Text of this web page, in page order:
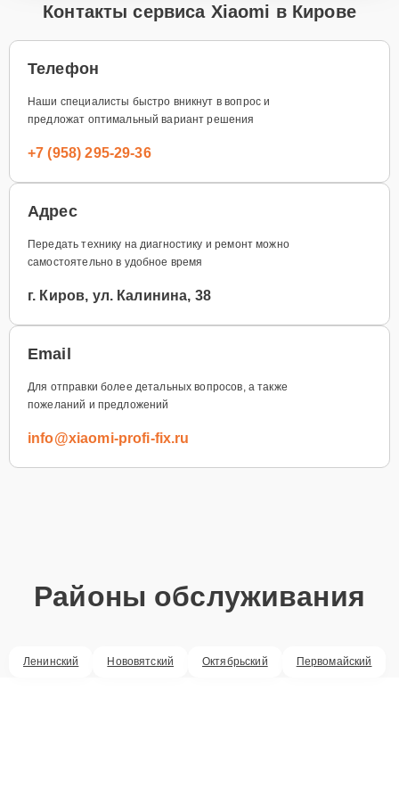
Контакты сервиса Xiaomi в Кирове
Телефон
Наши специалисты быстро вникнут в вопрос и
предложат оптимальный вариант решения
+7 (958) 295-29-36
Адрес
Передать технику на диагностику и ремонт можно
самостоятельно в удобное время
г. Киров, ул. Калинина, 38
Email
Для отправки более детальных вопросов, а также
пожеланий и предложений
info@xiaomi-profi-fix.ru
Районы обслуживания
Ленинский Нововятский Октябрьский Первомайский